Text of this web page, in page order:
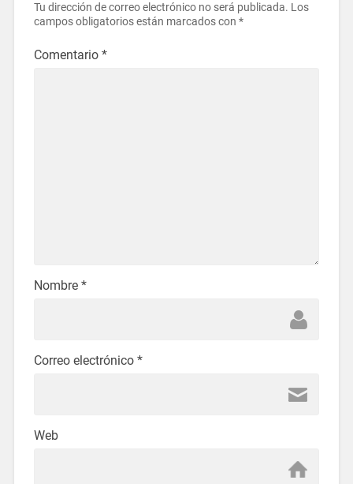
Tu dirección de correo electrónico no será publicada. Los
campos obligatorios están marcados con *
Comentario *
Nombre *
Correo electrónico *
Web